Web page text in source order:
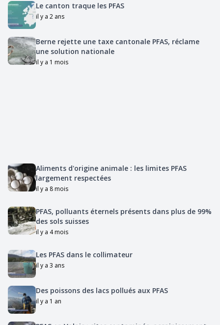
Le canton traque les PFAS
il y a 2 ans
Berne rejette une taxe cantonale PFAS, réclame
une solution nationale
il y a 1 mois
Aliments d'origine animale : les limites PFAS
largement respectées
il y a 8 mois
PFAS, polluants éternels présents dans plus de 99%
des sols suisses
il y a 4 mois
Les PFAS dans le collimateur
il y a 3 ans
Des poissons des lacs pollués aux PFAS
il y a 1 an